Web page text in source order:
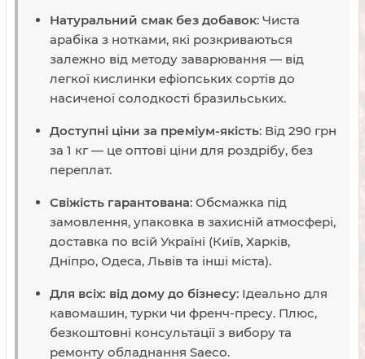
Натуральний смак без добавок: Чиста
арабіка з нотками, які розкриваються
залежно від методу заварювання — від
легкої кислинки ефіопських сортів до
насиченої солодкості бразильських.
Доступні ціни за преміум-якість: Від 290 грн
за 1 кг — це оптові ціни для роздрібу, без
переплат.
Свіжість гарантована: Обсмажка під
замовлення, упаковка в захисній атмосфері,
доставка по всій Україні (Київ, Харків,
Дніпро, Одеса, Львів та інші міста).
Для всіх: від дому до бізнесу: Ідеально для
кавомашин, турки чи френч-пресу. Плюс,
безкоштовні консультації з вибору та
ремонту обладнання Saeco.